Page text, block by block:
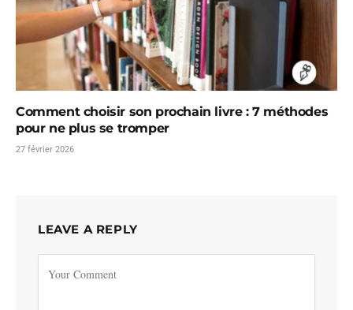
Comment choisir son prochain livre : 7 méthodes
pour ne plus se tromper
27 février 2026
LEAVE A REPLY